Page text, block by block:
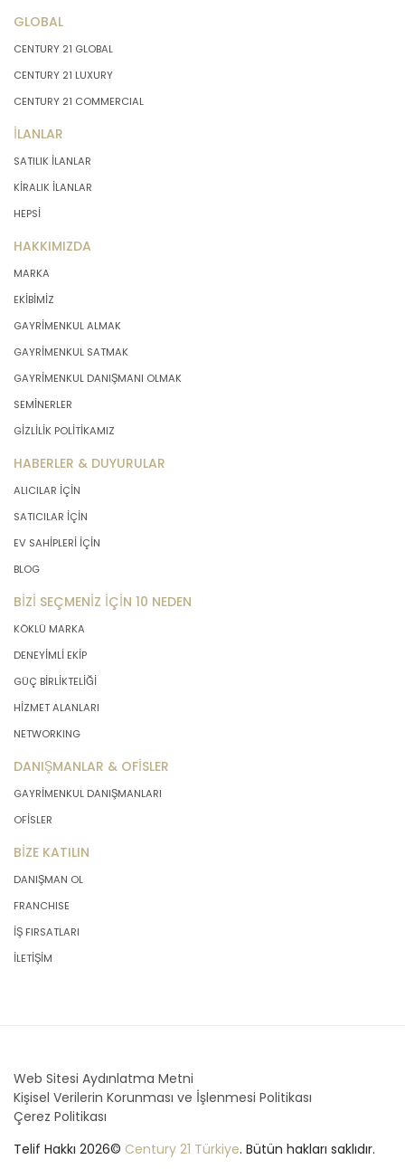
GLOBAL
CENTURY 21 GLOBAL
CENTURY 21 LUXURY
CENTURY 21 COMMERCIAL
İLANLAR
SATILIK İLANLAR
KİRALIK İLANLAR
HEPSİ
HAKKIMIZDA
MARKA
EKİBİMİZ
GAYRİMENKUL ALMAK
GAYRİMENKUL SATMAK
GAYRİMENKUL DANIŞMANI OLMAK
SEMİNERLER
GİZLİLİK POLİTİKAMIZ
HABERLER & DUYURULAR
ALICILAR İÇİN
SATICILAR İÇİN
EV SAHİPLERİ İÇİN
BLOG
BİZİ SEÇMENİZ İÇİN 10 NEDEN
KÖKLÜ MARKA
DENEYİMLİ EKİP
GÜÇ BİRLİKTELİĞİ
HİZMET ALANLARI
NETWORKING
DANIŞMANLAR & OFİSLER
GAYRİMENKUL DANIŞMANLARI
OFİSLER
BİZE KATILIN
DANIŞMAN OL
FRANCHISE
İŞ FIRSATLARI
İLETİŞİM
Web Sitesi Aydınlatma Metni
Kişisel Verilerin Korunması ve İşlenmesi Politikası
Çerez Politikası
Telif Hakkı 2026© Century 21 Türkiye. Bütün hakları saklıdır.